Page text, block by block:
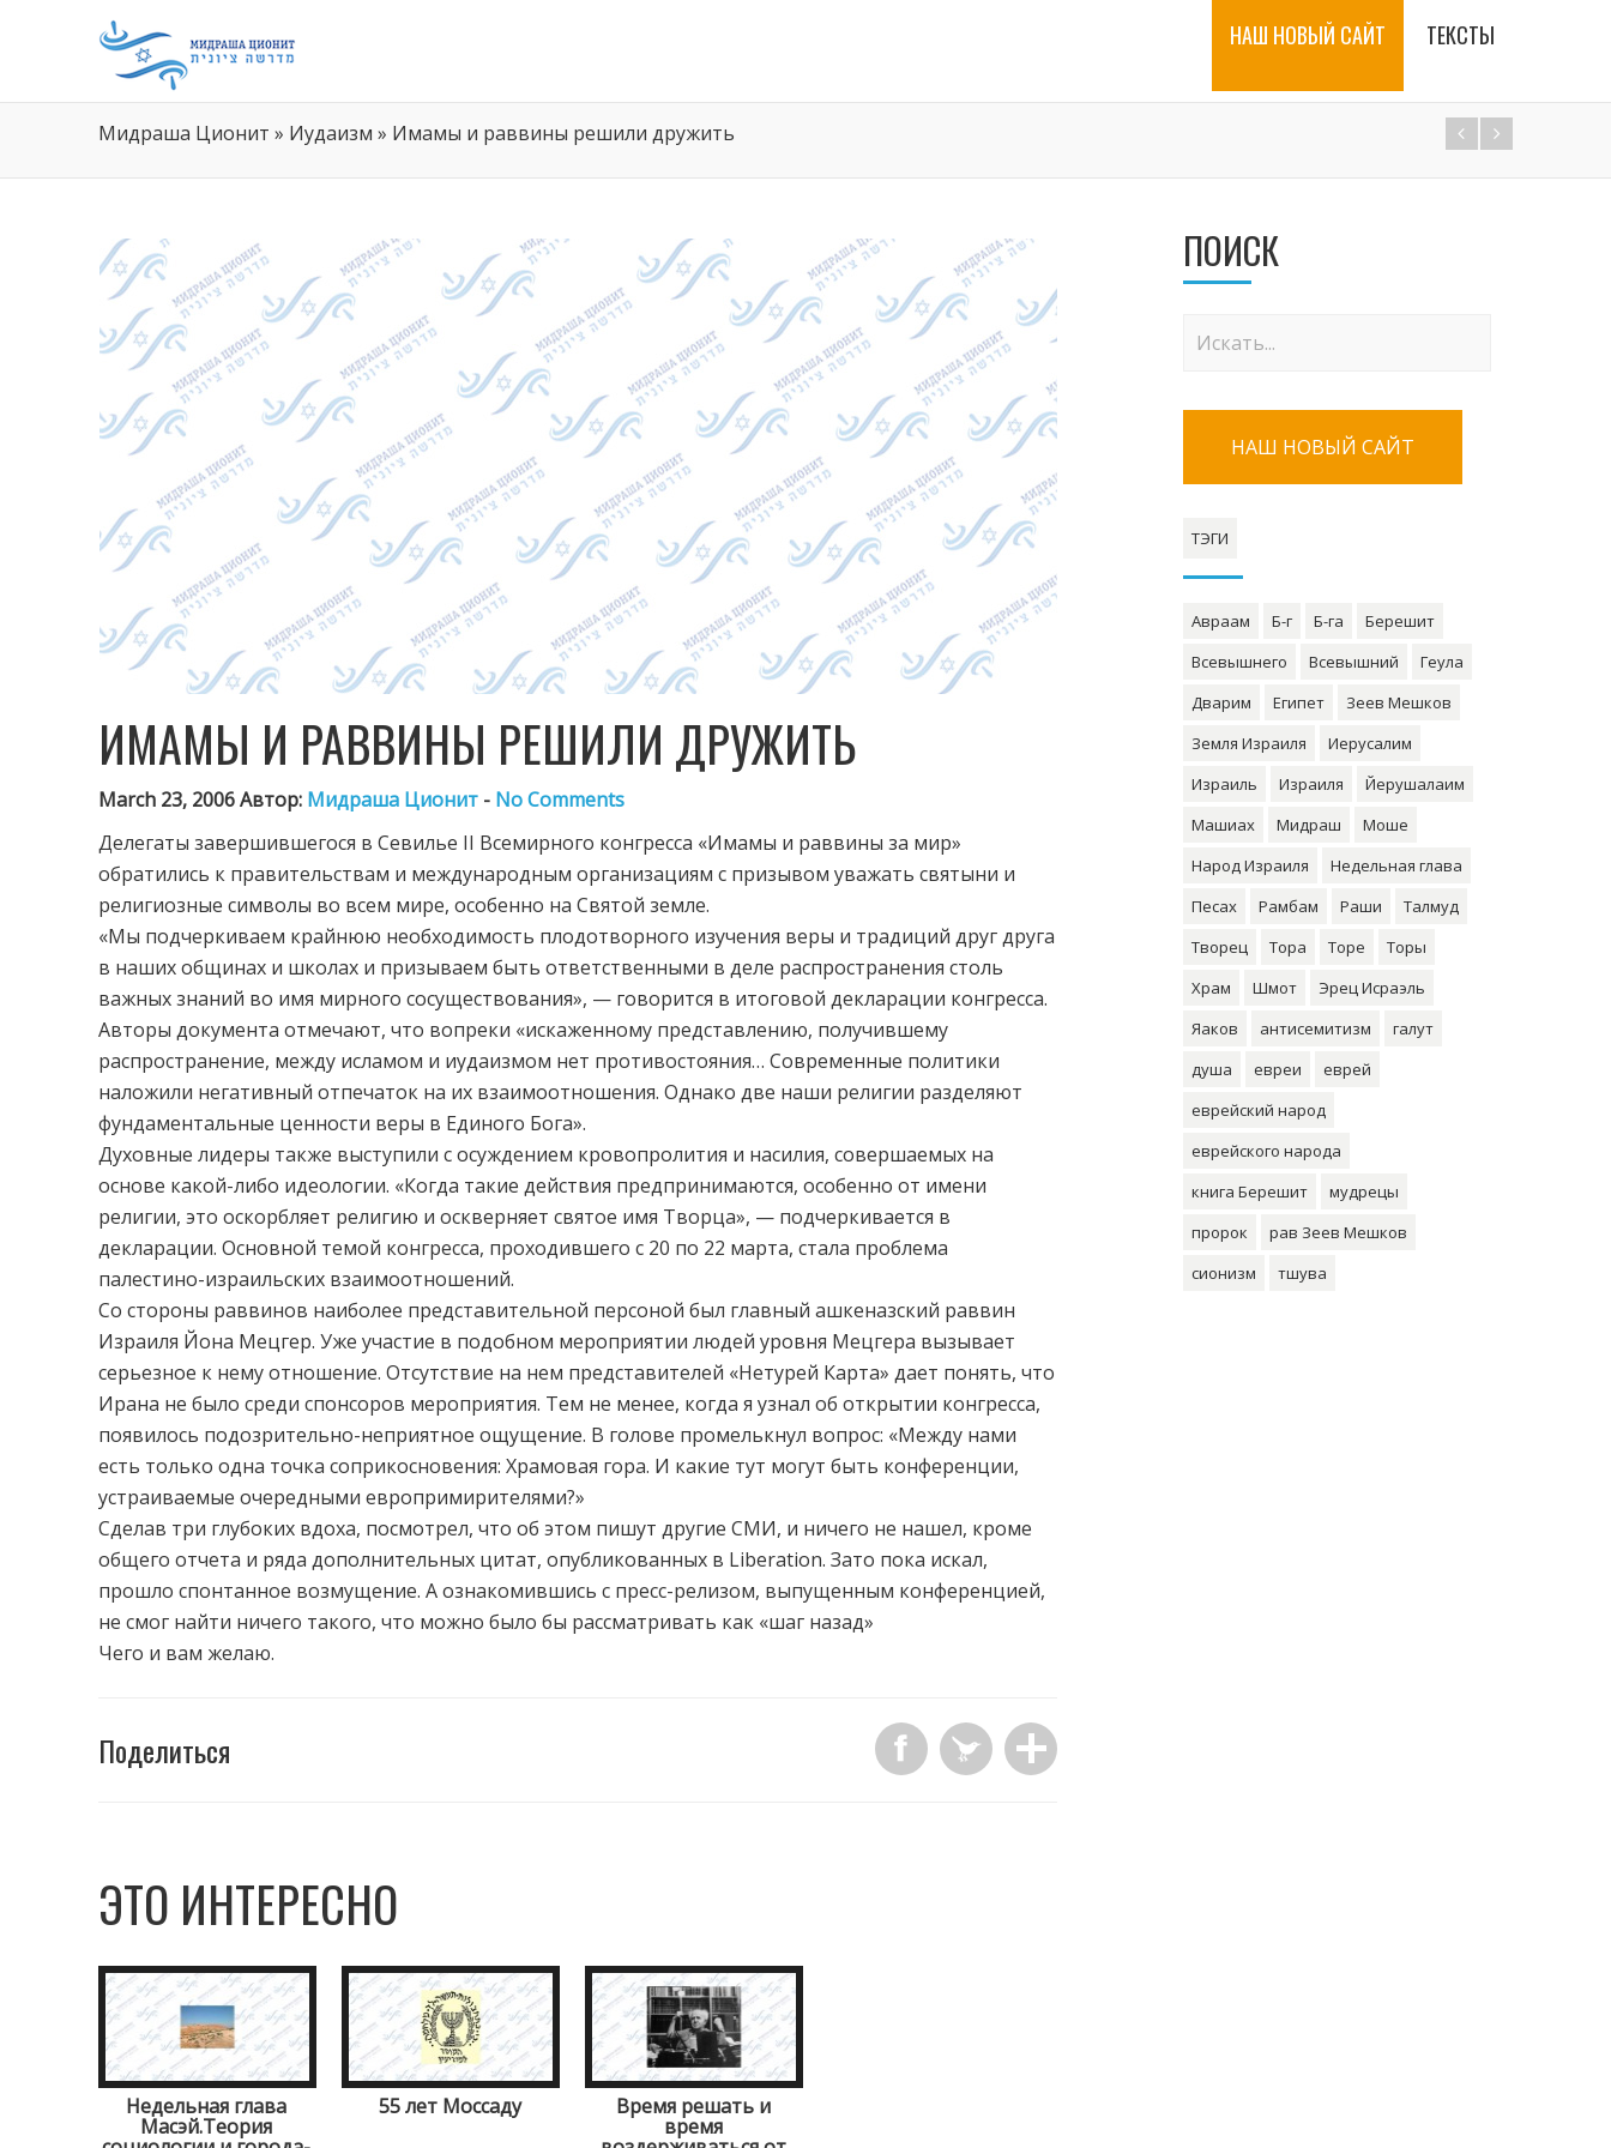
НАШ НОВЫЙ САЙТ ТЕКСТЫ
Мидраша Ционит » Иудаизм » Имамы и раввины решили дружить
ИМАМЫ И РАВВИНЫ РЕШИЛИ ДРУЖИТЬ
March 23, 2006 Автор: Мидраша Ционит - No Comments
Делегаты завершившегося в Севилье II Всемирного конгресса «Имамы и раввины за мир»
обратились к правительствам и международным организациям с призывом уважать святыни и
религиозные символы во всем мире, особенно на Святой земле.
«Мы подчеркиваем крайнюю необходимость плодотворного изучения веры и традиций друг друга
в наших общинах и школах и призываем быть ответственными в деле распространения столь
важных знаний во имя мирного сосуществования», — говорится в итоговой декларации конгресса.
Авторы документа отмечают, что вопреки «искаженному представлению, получившему
распространение, между исламом и иудаизмом нет противостояния… Современные политики
наложили негативный отпечаток на их взаимоотношения. Однако две наши религии разделяют
фундаментальные ценности веры в Единого Бога».
Духовные лидеры также выступили с осуждением кровопролития и насилия, совершаемых на
основе какой-либо идеологии. «Когда такие действия предпринимаются, особенно от имени
религии, это оскорбляет религию и оскверняет святое имя Творца», — подчеркивается в
декларации. Основной темой конгресса, проходившего с 20 по 22 марта, стала проблема
палестино-израильских взаимоотношений.
Со стороны раввинов наиболее представительной персоной был главный ашкеназский раввин
Израиля Йона Мецгер. Уже участие в подобном мероприятии людей уровня Мецгера вызывает
серьезное к нему отношение. Отсутствие на нем представителей «Нетурей Карта» дает понять, что
Ирана не было среди спонсоров мероприятия. Тем не менее, когда я узнал об открытии конгресса,
появилось подозрительно-неприятное ощущение. В голове промелькнул вопрос: «Между нами
есть только одна точка соприкосновения: Храмовая гора. И какие тут могут быть конференции,
устраиваемые очередными европримирителями?»
Сделав три глубоких вдоха, посмотрел, что об этом пишут другие СМИ, и ничего не нашел, кроме
общего отчета и ряда дополнительных цитат, опубликованных в Liberation. Зато пока искал,
прошло спонтанное возмущение. А ознакомившись с пресс-релизом, выпущенным конференцией,
не смог найти ничего такого, что можно было бы рассматривать как «шаг назад»
Чего и вам желаю.
Поделиться
ЭТО ИНТЕРЕСНО
Недельная глава
Масэй.Теория
55 лет Моссаду Время решать и
время
ПОИСК
НАШ НОВЫЙ САЙТ
ТЭГИ
Авраам Б-г Б-га
Берешит
Всевышнего
Всевышний
Геула
Дварим
Египет
Зеев Мешков
Земля Израиля
Иерусалим
Израиль
Израиля
Йерушалаим
Машиах
Мидраш
Моше
Народ Израиля
Недельная глава
Песах
Рамбам Раши
Талмуд
Творец
Тора Торе
Торы
Храм
Шмот
Эрец Исраэль
Яаков
антисемитизм
галут
душа
евреи
еврей
еврейский народ
еврейского народа
книга Берешит
мудрецы
пророк
рав Зеев Мешков
сионизм
тшува